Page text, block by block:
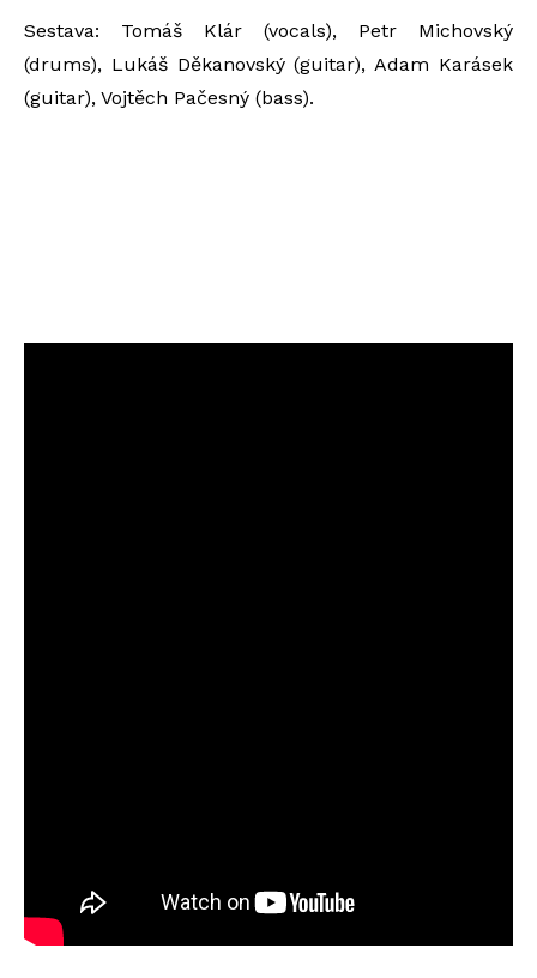
Sestava: Tomáš Klár (vocals), Petr Michovský
(drums), Lukáš Děkanovský (guitar), Adam Karásek
(guitar), Vojtěch Pačesný (bass).